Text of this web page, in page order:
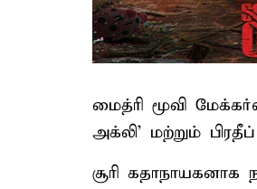
மைத்ரி மூவி
அக்லி' மற்றும்
சூரி கதாநாயகனாக